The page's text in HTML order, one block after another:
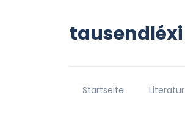
tausendléxi
Startseite Literatur